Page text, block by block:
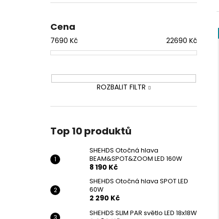
Cena
7690 Kč 22690 Kč
ROZBALIT FILTR
Top 10 produktů
SHEHDS Otočná hlava
BEAM&SPOT&ZOOM LED 160W
8 190 Kč
SHEHDS Otočná hlava SPOT LED
60W
2 290 Kč
SHEHDS SLIM PAR světlo LED 18x18W
SHEHDS OTOČNÁ HLAVA
8 190 Kč